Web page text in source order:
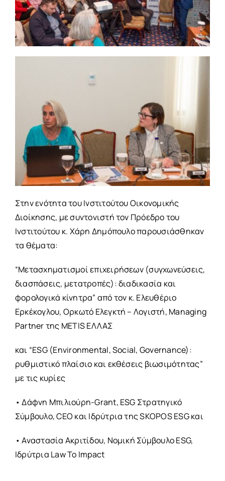
Στην ενότητα του Ινστιτούτου Οικονομικής
Διοίκησης, με συντονιστή τον Πρόεδρο του
Ινστιτούτου κ. Χάρη Δημόπουλο παρουσιάσθηκαν
τα θέματα:
“Μετασχηματισμοί επιχειρήσεων (συγχωνεύσεις,
διασπάσεις, μετατροπές): διαδικασία και
φορολογικά κίνητρα” από τον κ. Ελευθέριο
Ερκέκογλου, Ορκωτό Ελεγκτή – Λογιστή, Managing
Partner της METIS ΕΛΛΑΣ
και “ESG (Environmental, Social, Governance):
ρυθμιστικό πλαίσιο και εκθέσεις βιωσιμότητας”
με τις κυρίες
• Δάφνη Μπιλιούρη-Grant, ESG Στρατηγικό
Σύμβουλο, CEΟ και Ιδρύτρια της SKOPOS ESG και
• Αναστασία Ακριτίδου, Νομική Σύμβουλο ESG,
Ιδρύτρια Law To Impact